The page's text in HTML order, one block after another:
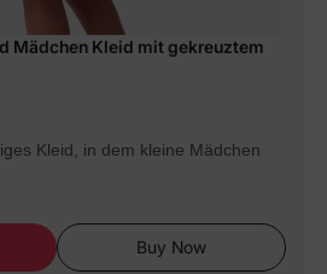
Mädchen Kleid mit gekreuztem
Kleid, in dem kleine Mädchen
Buy Now